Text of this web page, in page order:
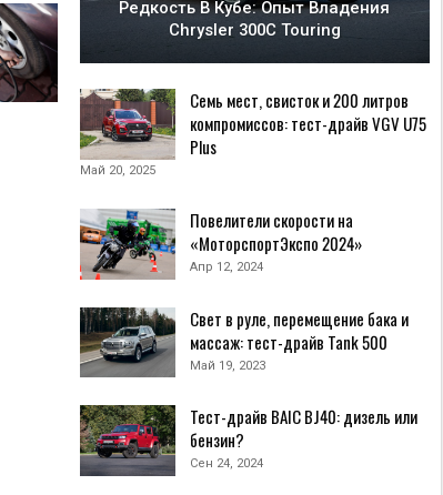
Редкость В Кубе: Опыт Владения
Chrysler 300С Touring
Семь мест, свисток и 200 литров
компромиссов: тест-драйв VGV U75
Plus
Май 20, 2025
Повелители скорости на
«МоторспортЭкспо 2024»
Апр 12, 2024
Свет в руле, перемещение бака и
массаж: тест-драйв Tank 500
Май 19, 2023
Тест-драйв BAIC BJ40: дизель или
бензин?
Сен 24, 2024